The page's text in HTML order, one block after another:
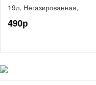
19л, Негазированная,
490р